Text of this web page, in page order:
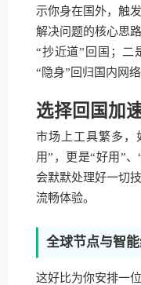
示你身在国外，触
解决问题的核心思
“抄近道”回国；二
“隐身”回归国内网络
选择回国加
市场上工具繁多，
用”，更是“好用”
会默默处理好一切
流畅体验。
全球节点与智
这好比为你安排一